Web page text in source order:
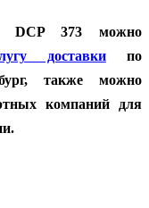
DCP 373 можно
доставкипо
также можно
компаний для